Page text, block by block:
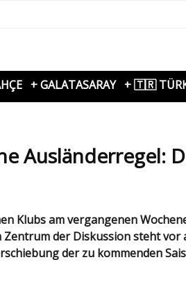
+ GALATASARAY + 🇹🇷
Ausländerregel:
Zentrum der Diskussion steht
der zu kommenden